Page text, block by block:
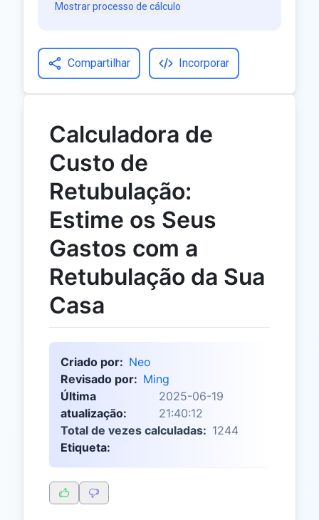
Mostrar processo de cálculo
Compartilhar Incorporar
Calculadora de
Custo de
Retubulação:
Estime os Seus
Gastos com a
Retubulação da Sua
Casa
Criado por: Neo
Revisado por: Ming
Última
atualização:
2025-06-19
21:40:12
Total de vezes calculadas: 1244
Etiqueta: